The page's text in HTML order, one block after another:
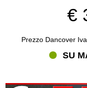
€
Prezzo Dancover
SU